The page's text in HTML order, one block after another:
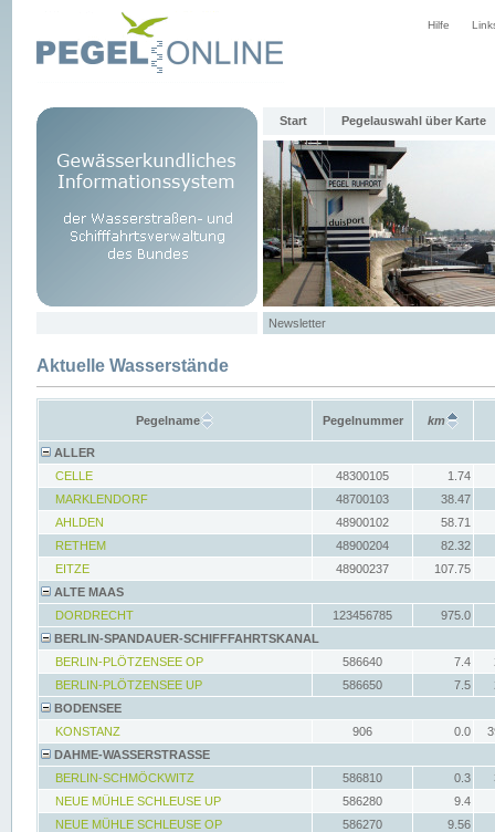
Hilfe
Start Pegelauswahl über Karte
Newsletter
Aktuelle Wasserstände
Pegelname Pegelnummer km
ALLER
CELLE
48300105
1.74
MARKLENDORF
48700103
38.47
AHLDEN
48900102
58.71
RETHEM
48900204
82.32
EITZE
48900237
107.75
ALTE MAAS
DORDRECHT
123456785
975.0
BERLIN-SPANDAUER-SCHIFFFAHRTSKANAL
BERLIN-PLÖTZENSEE OP
586640 7.4
BERLIN-PLÖTZENSEE UP
586650 7.5
BODENSEE
KONSTANZ
906 0.0
DAHME-WASSERSTRASSE
BERLIN-SCHMÖCKWITZ
586810 0.3
NEUE MÜHLE SCHLEUSE UP
586280
9.4
NEUE MÜHLE SCHLEUSE OP
586270
9.56